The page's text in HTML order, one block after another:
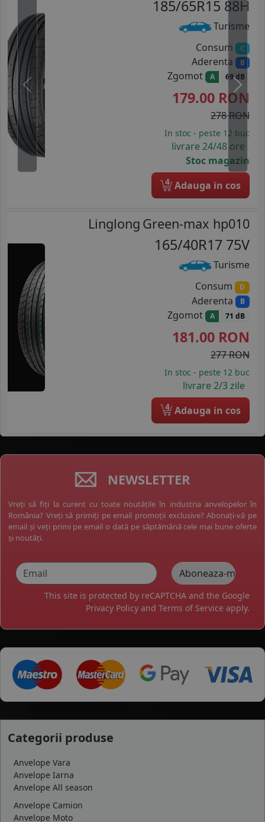
185/65R15 88H
Turisme
Consum C
Aderenta B
Zgomot A 69 dB
179.00 RON
278 RON
In stoc - peste 12 buc
livrare 24/48 ore
Stoc magazin
4 Adauga in cos
Linglong Green-max hp010
165/40R17 75V
Turisme
Consum D
Aderenta B
Zgomot A 71 dB
181.00 RON
277 RON
In stoc - peste 12 buc
livrare 2/3 zile
4 Adauga in cos
Previous Next
NEWSLETTER
Vreți să fiți la curent cu toate noutățile în industria anvelopelor în
România? Vreți să primiți pe email promoții exclusive? Abonați-vă pe
email și veți primi pe email o dată pe săptămână cele mai bune oferte
și noutăți.
This site is protected by reCAPTCHA and the Google
Privacy Policy and Terms of Service apply.
Categorii produse
Anvelope Vara
Anvelope Iarna
Anvelope All season
Anvelope Camion
Anvelope Moto